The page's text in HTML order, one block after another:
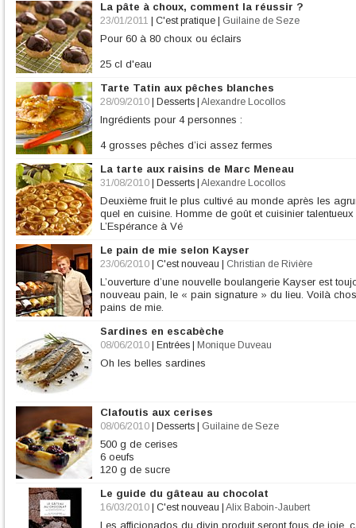
100 g de farine
40 g de cacao ou 10 cl d'extrait de café
La pâte à choux, comment la réussir ?
23/01/2011 C'est pratique Guilaine de Seze
Pour 60 à 80 choux ou éclairs
25 cl d'eau
10 g de sucre en poudre (facultatif)
80 g de beurre
125 g de farine
4 à 4 oeufs (selon le calibre)
Tarte Tatin aux pêches blanches
28/09/2010 Desserts Alexandre Locollos
Ingrédients pour 4 personnes :
4 grosses pêches d’ici assez fermes
125 g de beurre
75 g de sucre cassonade
60 g de poudre d’amandes
La tarte aux raisins de Marc Meneau
31/08/2010 Desserts Alexandre Locollos
Deuxième fruit le plus cultivé au monde après les
quel en cuisine. Homme de goût et cuisinier
L’Espérance à Vé
Le pain de mie selon Kayser
23/06/2010 C'est nouveau Christian de Rivière
L’ouverture d’une nouvelle boulangerie Kayser est
nouveau pain, le « pain signature » du lieu. Voilà
pains de mie.
Sardines en escabèche
08/06/2010 Entrées Monique Duveau
Oh les belles sardines
Clafoutis aux cerises
08/06/2010 Desserts Guilaine de Seze
500 g de cerises
6 oeufs
120 g de sucre
1/2 l de lait
1 gousse de vanille
2 c. à soupe de Rhum
Le guide du gâteau au chocolat
16/03/2010 C'est nouveau Alix Baboin-Jaubert
Les afficionados du divin produit seront fous de joie,